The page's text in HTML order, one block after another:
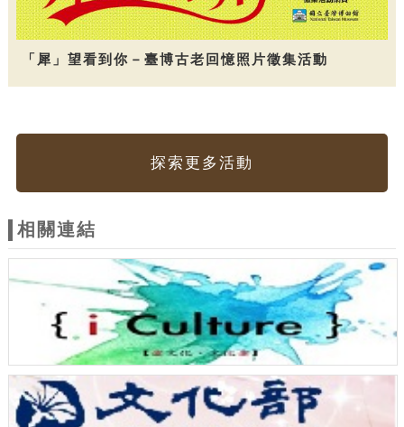
「犀」望看到你－臺博古老回憶照片徵集活動
探索更多活動
相關連結